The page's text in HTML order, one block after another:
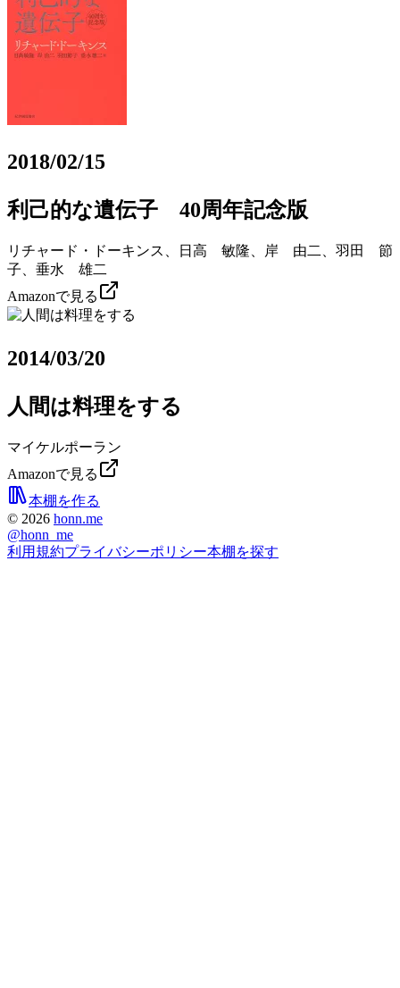
2018/02/15
利己的な遺伝子 40周年記念版
リチャード・ドーキンス、日高 敏隆、岸 由二、羽田 節
子、垂水 雄二
Amazonで見る
2014/03/20
人間は料理をする
マイケルポーラン
Amazonで見る
本棚を作る
© 2026 honn.me
@honn_me
利用規約プライバシーポリシー本棚を探す